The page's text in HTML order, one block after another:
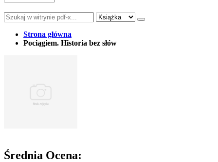
Strona główna
Pociągiem. Historia bez słów
Średnia Ocena: